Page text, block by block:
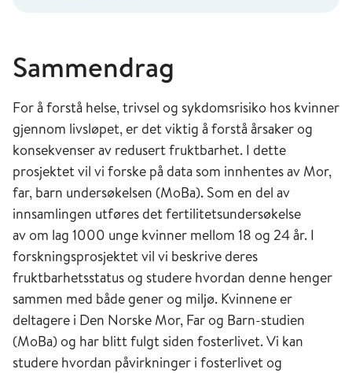
Sammendrag
For å forstå helse, trivsel og sykdomsrisiko hos kvinner
gjennom livsløpet, er det viktig å forstå årsaker og
konsekvenser av redusert fruktbarhet. I dette
prosjektet vil vi forske på data som innhentes av Mor,
far, barn undersøkelsen (MoBa). Som en del av
innsamlingen utføres det fertilitetsundersøkelse
av om lag 1000 unge kvinner mellom 18 og 24 år. I
forskningsprosjektet vil vi beskrive deres
fruktbarhetsstatus og studere hvordan denne henger
sammen med både gener og miljø. Kvinnene er
deltagere i Den Norske Mor, Far og Barn-studien
(MoBa) og har blitt fulgt siden fosterlivet. Vi kan
studere hvordan påvirkninger i fosterlivet og